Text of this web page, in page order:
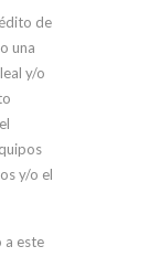
de
una
y/o
y/o el
a este